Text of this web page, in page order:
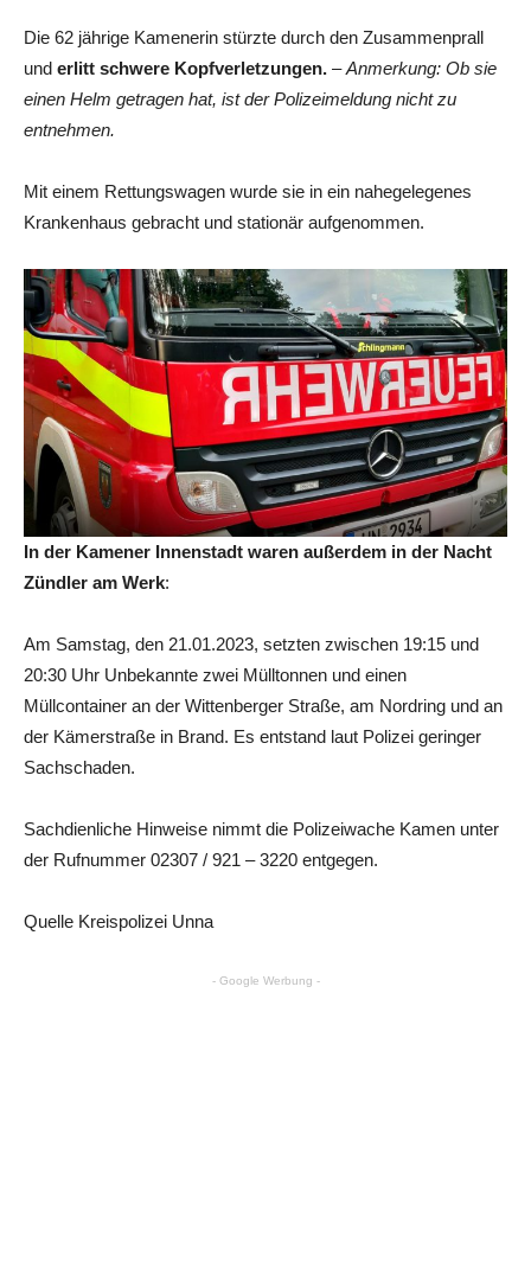
Die 62 jährige Kamenerin stürzte durch den Zusammenprall
und erlitt schwere Kopfverletzungen. –Anmerkung: Ob sie
einen Helm getragen hat, ist der Polizeimeldung nicht zu
entnehmen.
Mit einem Rettungswagen wurde sie in ein nahegelegenes
Krankenhaus gebracht und stationär aufgenommen.
In der Kamener Innenstadt waren außerdem in der Nacht
Zündler am Werk:
Am Samstag, den 21.01.2023, setzten zwischen 19:15 und
20:30 Uhr Unbekannte zwei Mülltonnen und einen
Müllcontainer an der Wittenberger Straße, am Nordring und an
der Kämerstraße in Brand. Es entstand laut Polizei geringer
Sachschaden.
Sachdienliche Hinweise nimmt die Polizeiwache Kamen unter
der Rufnummer 02307 / 921 – 3220 entgegen.
Quelle Kreispolizei Unna
- Google Werbung -